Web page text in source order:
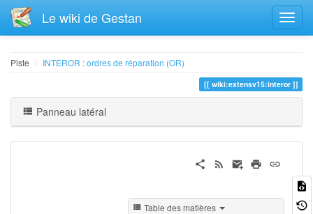
Le wiki de Gestan
Piste INTEROR : ordres de réparation (OR)
wiki:extensv15:interor
Panneau latéral
Table des matières